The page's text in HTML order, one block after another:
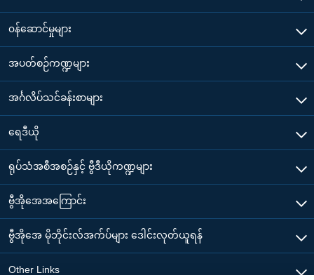
၀န်ဆောင်မှုများ
အပတ်စဉ်ကဏ္ဍများ
အင်္ဂလိပ်သင်ခန်းစာများ
ရေဒီယို
ရုပ်သံအစီအစဉ်နှင့် ဗွီဒီယိုကဏ္ဍများ
ဗွီအိုအေအကြောင်း
ဗွီအိုအေ မိုဘိုင်းလ်အက်ပ်များ ဒေါင်းလုတ်ယူရန်
Other Links